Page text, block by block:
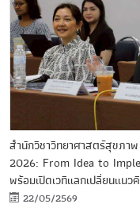
สำนักวิชาวิทยาศาสตร์สุขภา
2026: From Idea to
พร้อมเปิดเวทีแลกเปลี่ยนแน
22/05/2569